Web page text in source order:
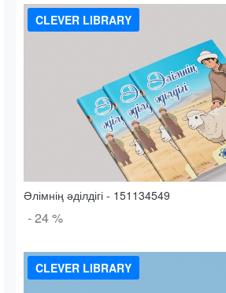
CLEVER LIBRARY
Әлімнің әділдігі - 151134549
- 24 %
CLEVER LIBRARY